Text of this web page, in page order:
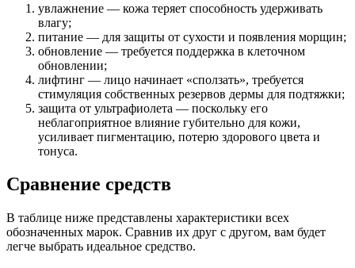
увлажнение — кожа теряет способность удерживать
влагу;
питание — для защиты от сухости и появления морщин;
обновление — требуется поддержка в клеточном
обновлении;
лифтинг — лицо начинает «сползать», требуется
стимуляция собственных резервов дермы для подтяжки;
защита от ультрафиолета — поскольку его
неблагоприятное влияние губительно для кожи,
усиливает пигментацию, потерю здорового цвета и
тонуса.
Сравнение средств
В таблице ниже представлены характеристики всех
обозначенных марок. Сравнив их друг с другом, вам будет
легче выбрать идеальное средство.